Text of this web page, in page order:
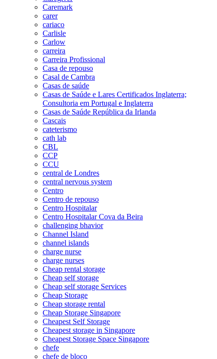
Caremark
carer
cariaco
Carlisle
Carlow
carreira
Carreira Profissional
Casa de repouso
Casal de Cambra
Casas de saúde
Casas de Saúde e Lares Certificados Inglaterra;
Consultoria em Portugal e Inglaterra
Casas de Saúde República da Irlanda
Cascais
cateterismo
cath lab
CBL
CCP
CCU
central de Londres
central nervous system
Centro
Centro de repouso
Centro Hospitalar
Centro Hospitalar Cova da Beira
challenging bhavior
Channel Island
channel islands
charge nurse
charge nurses
Cheap rental storage
Cheap self storage
Cheap self storage Services
Cheap Storage
Cheap storage rental
Cheap Storage Singapore
Cheapest Self Storage
Cheapest storage in Singapore
Cheapest Storage Space Singapore
chefe
chefe de bloco